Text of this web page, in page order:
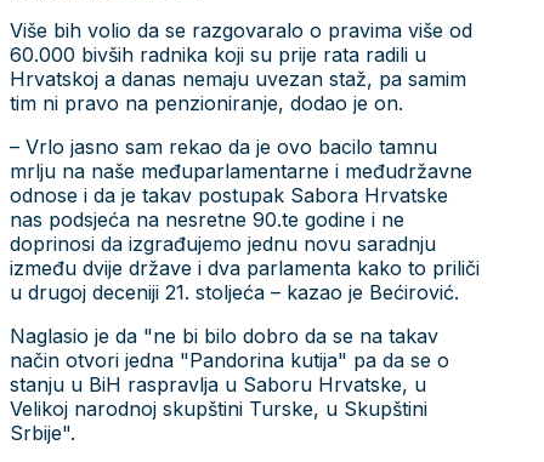
Više bih volio da se razgovaralo o pravima više od
60.000 bivših radnika koji su prije rata radili u
Hrvatskoj a danas nemaju uvezan staž, pa samim
tim ni pravo na penzioniranje, dodao je on.
– Vrlo jasno sam rekao da je ovo bacilo tamnu
mrlju na naše međuparlamentarne i međudržavne
odnose i da je takav postupak Sabora Hrvatske
nas podsjeća na nesretne 90.te godine i ne
doprinosi da izgrađujemo jednu novu saradnju
između dvije države i dva parlamenta kako to priliči
u drugoj deceniji 21. stoljeća – kazao je Bećirović.
Naglasio je da "ne bi bilo dobro da se na takav
način otvori jedna "Pandorina kutija" pa da se o
stanju u BiH raspravlja u Saboru Hrvatske, u
Velikoj narodnoj skupštini Turske, u Skupštini
Srbije".